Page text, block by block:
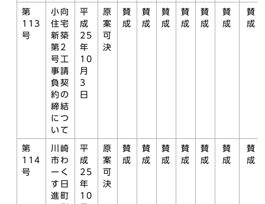
第
113
号
小向
住宅
新築
第2
号工
事請
負契
約の
締結
につ
いて
平
成
25
年
10
月
3
日
原
案
可
決
賛
成
賛
成
賛
成
賛
成
賛
成
賛
成
賛
成
第
114
号
川崎
市わ
ーく
す日
進町
平
成
25
年
10
原
案
可
決
賛
成
賛
成
賛
成
賛
成
賛
成
賛
成
賛
成